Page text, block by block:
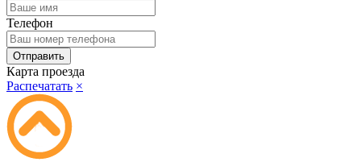
Телефон
Карта проезда
Распечатать ×